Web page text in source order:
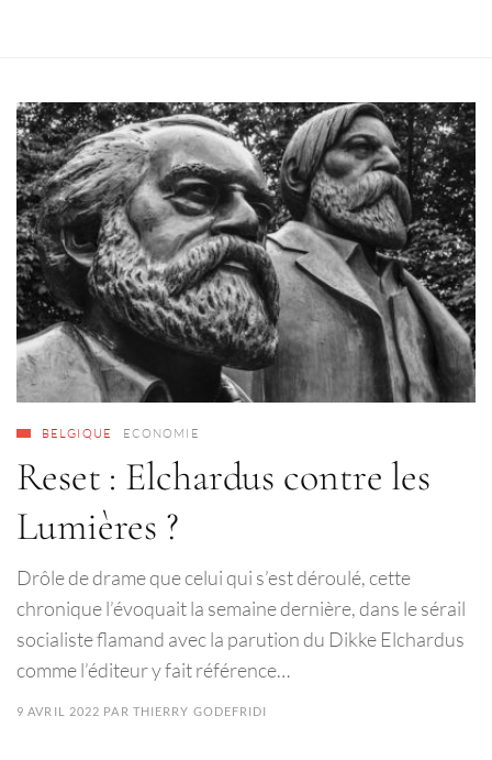
BELGIQUE ECONOMIE
Reset : Elchardus contre les
Lumières ?
Drôle de drame que celui qui s’est déroulé, cette
chronique l’évoquait la semaine dernière, dans le sérail
socialiste flamand avec la parution du Dikke Elchardus
comme l’éditeur y fait référence…
9 AVRIL 2022 PAR THIERRY GODEFRIDI